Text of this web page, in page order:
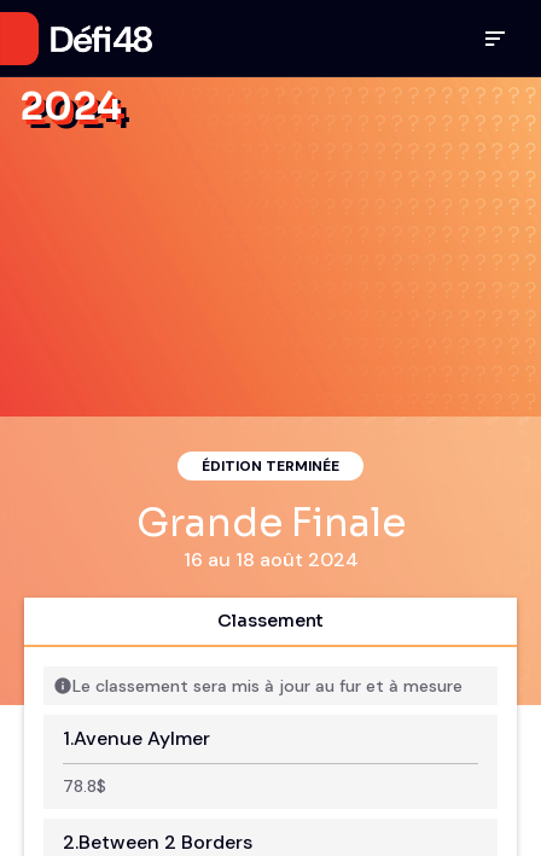
ÉDITION TERMINÉE
Grande Finale
16 au 18 août 2024
2024
Classement
Le classement sera mis à jour au fur et à mesure
1.Avenue Aylmer
78.8$
2.Between 2 Borders